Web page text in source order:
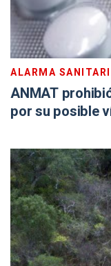
ALARMA
ANMAT
por su posible